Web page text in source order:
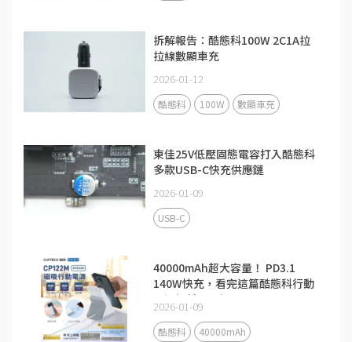
拆解報告：酷態科100W 2C1A拉
拉線數顯車充
2026-01-12
酷態科 100W 數顯車充
東佳25V低壓固態電容打入酷態科
多款USB-C快充供應鏈
2026-01-09
USB-C
40000mAh超大容量！ PD3.1
140W快充，看完這篇酷態科行動
電源解析更了解
2026-01-09
酷態科 40000mAh